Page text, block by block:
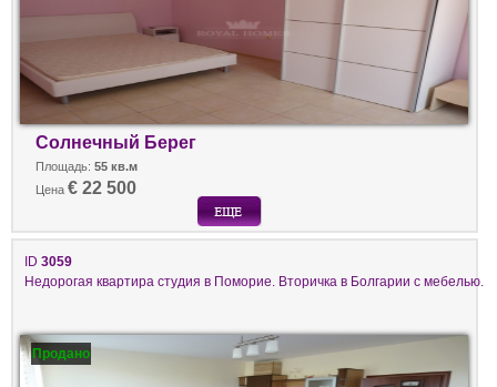
Солнечный Берег
Площадь: 55 кв.м
Цена € 22 500
ID 3059
Недорогая квартира студия в Поморие. Вторичка в Болгарии с мебелью.
Продано